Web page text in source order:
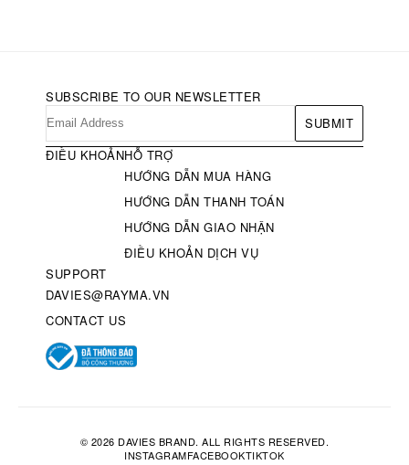
SUBSCRIBE TO OUR NEWSLETTER
SUBMIT
ĐIỀU KHOẢNHỖ TRỢ
HƯỚNG DẪN MUA HÀNG
HƯỚNG DẪN THANH TOÁN
HƯỚNG DẪN GIAO NHẬN
ĐIỀU KHOẢN DỊCH VỤ
SUPPORT
DAVIES@RAYMA.VN
CONTACT US
© 2026 DAVIES BRAND. ALL RIGHTS RESERVED.
INSTAGRAMFACEBOOKTIKTOK